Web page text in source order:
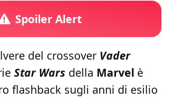
Spoiler Alert
del crossover Vader
Star Wars della Marvel è
flashback sugli anni di esilio